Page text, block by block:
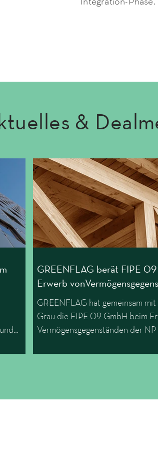
&
GREENFLAG berät FIPE
Erwerb
der NP Systeme
GREENFLAG hat gemeinsam
Grau die FIPE 09 GmbH beim
Vermögensgegenständen der
Sanierung vom